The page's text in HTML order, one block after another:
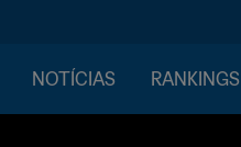
NOTÍCIAS RANKINGS